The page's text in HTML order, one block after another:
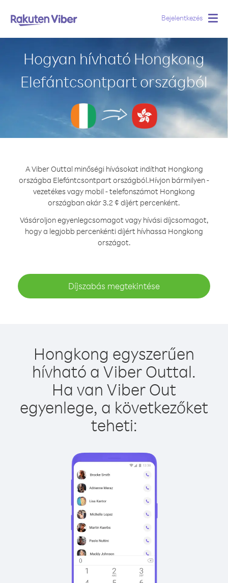
Bejelentkezés
Hogyan hívható Hongkong
Elefántcsontpart országból
A Viber Outtal minőségi hívásokat indíthat Hongkong
országba Elefántcsontpart országból.Hívjon bármilyen -
vezetékes vagy mobil - telefonszámot Hongkong
országban akár 3.2 ¢ díjért percenként.
Vásároljon egyenlegcsomagot vagy hívási díjcsomagot,
hogy a legjobb percenkénti díjért hívhassa Hongkong
országot.
Díjszabás megtekintése
Hongkong egyszerűen
hívható a Viber Outtal.
Ha van Viber Out
egyenlege, a következőket
teheti: